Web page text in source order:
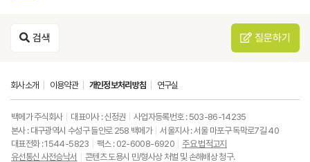
검색 질문하기
회사소개 이용약관 개인정보처리방침 연구실
백메가 주식회사 대표이사 : 신정권
사업자등록번호 : 503-86-14235
본사 : 대구광역시 수성구 들안로 258 백메가
서울지사 : 서울 마포구 독막로7길 40
대표전화 : 1544-5823
팩스 : 02-6008-6920
주요 법적고지
유선통신 사전승낙서
콘텐츠 도용시 민/형사상 처벌 및 손해배상 청구.